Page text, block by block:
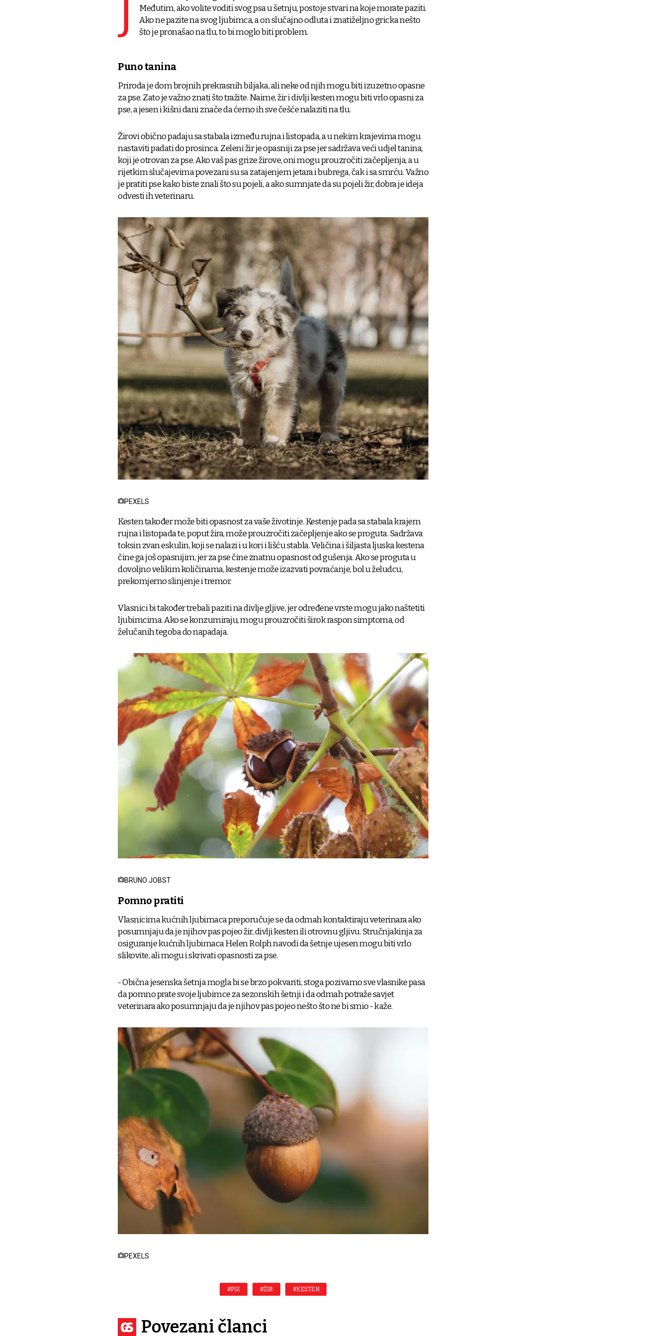
J
Međutim, ako volite voditi svog psa u šetnju, postoje stvari na koje morate paziti.
Ako ne pazite na svog ljubimca, a on slučajno odluta i znatiželjno gricka nešto
što je pronašao na tlu, to bi moglo biti problem.
Puno tanina
Priroda je dom brojnih prekrasnih biljaka, ali neke od njih mogu biti izuzetno opasne
za pse. Zato je važno znati što tražite. Naime, žir i divlji kesten mogu biti vrlo opasni za
pse, a jesen i kišni dani znače da ćemo ih sve češće nalaziti na tlu.
Žirovi obično padaju sa stabala između rujna i listopada, a u nekim krajevima mogu
nastaviti padati do prosinca. Zeleni žir je opasniji za pse jer sadržava veći udjel tanina,
koji je otrovan za pse. Ako vaš pas grize žirove, oni mogu prouzročiti začepljenja, a u
rijetkim slučajevima povezani su sa zatajenjem jetara i bubrega, čak i sa smrću. Važno
je pratiti pse kako biste znali što su pojeli, a ako sumnjate da su pojeli žir, dobra je ideja
odvesti ih veterinaru.
PEXELS
Kesten također može biti opasnost za vaše životinje. Kestenje pada sa stabala krajem
rujna i listopada te, poput žira, može prouzročiti začepljenje ako se proguta. Sadržava
toksin zvan eskulin, koji se nalazi i u kori i lišću stabla. Veličina i šiljasta ljuska kestena
čine ga još opasnijim, jer za pse čine znatnu opasnost od gušenja. Ako se proguta u
dovoljno velikim količinama, kestenje može izazvati povraćanje, bol u želudcu,
prekomjerno slinjenje i tremor.
Vlasnici bi također trebali paziti na divlje gljive, jer određene vrste mogu jako naštetiti
ljubimcima. Ako se konzumiraju, mogu prouzročiti širok raspon simptoma, od
želučanih tegoba do napadaja.
BRUNO JOBST
Pomno pratiti
Vlasnicima kućnih ljubimaca preporučuje se da odmah kontaktiraju veterinara ako
posumnjaju da je njihov pas pojeo žir, divlji kesten ili otrovnu gljivu. Stručnjakinja za
osiguranje kućnih ljubimaca Helen Rolph navodi da šetnje ujesen mogu biti vrlo
slikovite, ali mogu i skrivati opasnosti za pse.
- Obična jesenska šetnja mogla bi se brzo pokvariti, stoga pozivamo sve vlasnike pasa
da pomno prate svoje ljubimce za sezonskih šetnji i da odmah potraže savjet
veterinara ako posumnjaju da je njihov pas pojeo nešto što ne bi smio - kaže.
PEXELS
#PSI #ŽIR #KESTEN
Povezani članci